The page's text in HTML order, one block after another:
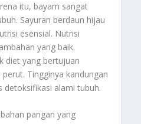
itu, bayam sangat
Sayuran berdaun hijau
esensial. Nutrisi
yang baik.
diet yang bertujuan
Tingginya kandungan
alami tubuh.
pangan yang